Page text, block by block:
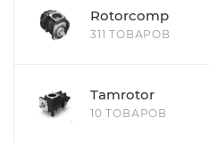
Rotorcomp
311 ТОВАРОВ
Tamrotor
10 ТОВАРОВ